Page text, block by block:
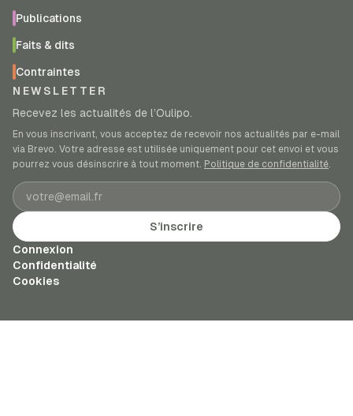
Publications
Faits & dits
Contraintes
NEWSLETTER
Recevez les actualités de l’Oulipo.
En vous inscrivant, vous acceptez de recevoir nos actualités par e-mail
via Brevo. Votre adresse est utilisée uniquement pour cet envoi et vous
pourrez vous désinscrire à tout moment. Politique de confidentialité.
Adresse e-mail
S’inscrire
Connexion
Confidentialité
Cookies